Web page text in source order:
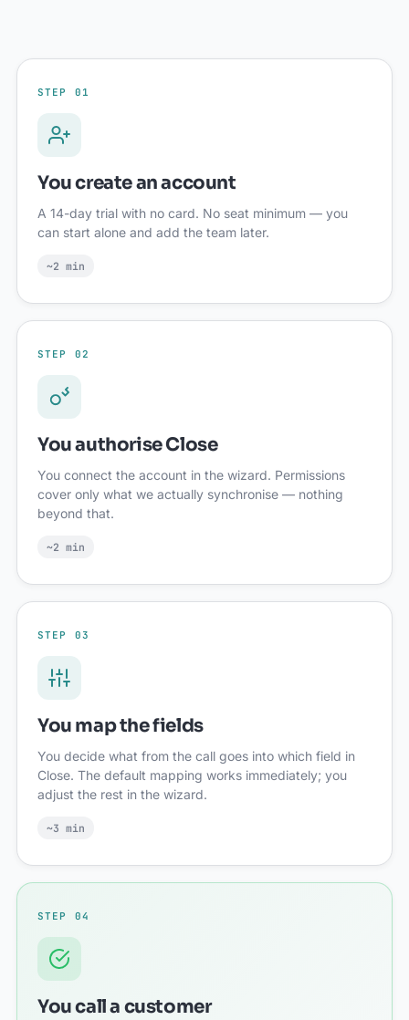
STEP 01
You create an account
A 14-day trial with no card. No seat minimum — you
can start alone and add the team later.
~2 min
STEP 02
You authorise Close
You connect the account in the wizard. Permissions
cover only what we actually synchronise — nothing
beyond that.
~2 min
STEP 03
You map the fields
You decide what from the call goes into which field in
Close. The default mapping works immediately; you
adjust the rest in the wizard.
~3 min
STEP 04
You call a customer